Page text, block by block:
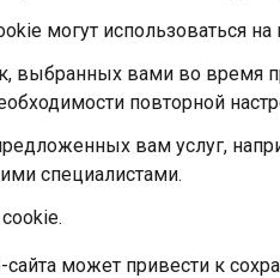
могут использоваться на
выбранных вами во время
повторной
вам услуг,
специалистами.
может привести к